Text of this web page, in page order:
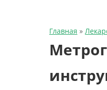
Главная »